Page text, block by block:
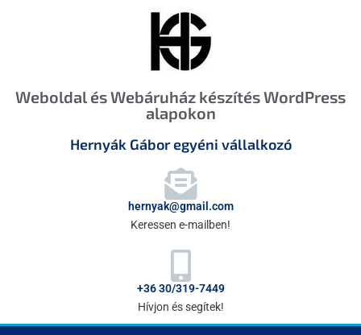
Weboldal és Webáruház készítés WordPress
alapokon
Hernyák Gábor egyéni vállalkozó
hernyak@gmail.com
Keressen e-mailben!
+36 30/319-7449
Hívjon és segítek!